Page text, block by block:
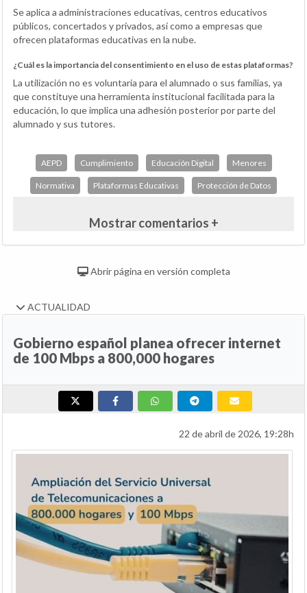
Se aplica a administraciones educativas, centros educativos
públicos, concertados y privados, así como a empresas que
ofrecen plataformas educativas en la nube.
¿Cuál es la importancia del consentimiento en el uso de estas plataformas?
La utilización no es voluntaria para el alumnado o sus familias, ya
que constituye una herramienta institucional facilitada para la
educación, lo que implica una adhesión posterior por parte del
alumnado y sus tutores.
AEPD Cumplimiento Educación Digital Menores
Normativa Plataformas Educativas Protección de Datos
Mostrar comentarios +
Abrir página en versión completa
ACTUALIDAD
Gobierno español planea ofrecer internet
de 100 Mbps a 800,000 hogares
22 de abril de 2026, 19:28h